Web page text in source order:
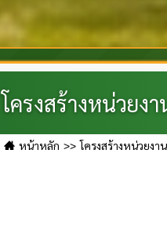
โครงสร้างหน่วยงา
หน้าหลัก โครงสร้างหน่วยงาน